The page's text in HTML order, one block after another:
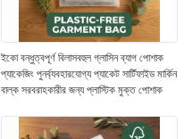
ইকো বন্ধুত্বপূর্ণ বিলাসবহুল গ্লাসিন ব্যাগ পোশাক
প্যাকেজিং পুনর্ব্যবহারযোগ্য প্যাকেট সার্টিফাইড মার্কিন
বাল্ক সরবরাহকারীর জন্য প্লাস্টিক মুক্ত পোশাক